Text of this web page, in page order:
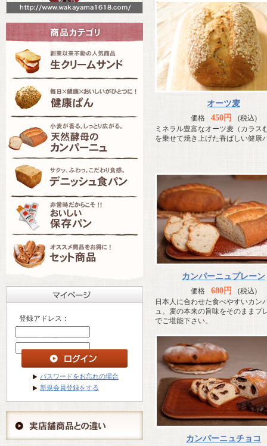
登録アドレス：
パスワードをお忘れの場合
新規会員登録をする
オーツ麦
価格 450円
(税込)
ミネラル豊富なオーツ麦（カラス
を乗せて焼き上げた香ばしい健康
カンパーニュプレーン
価格 680円
(税込)
日本人に合わせた食べやすいカン
ュ。麦の本来の旨味をそのままプ
でご堪能下さい。
カンパーニュチョコ